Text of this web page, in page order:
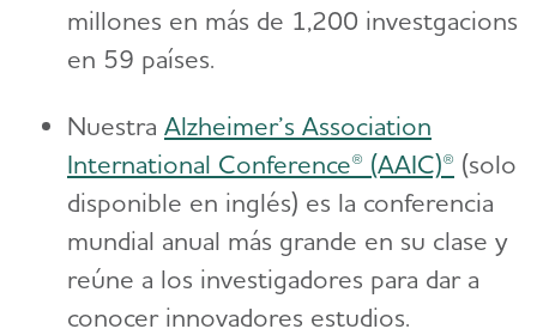
millones en más de 1,200 investgacions
en 59 países.
Nuestra Alzheimer’s Association
International Conference® (AAIC)® (solo
disponible en inglés) es la conferencia
mundial anual más grande en su clase y
reúne a los investigadores para dar a
conocer innovadores estudios.